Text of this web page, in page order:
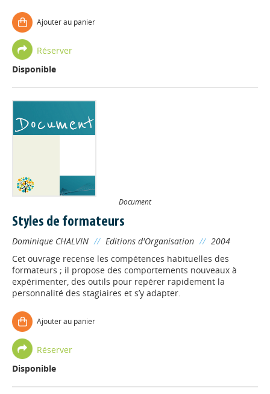
Ajouter au panier
Réserver
Disponible
Document
Styles de formateurs
Dominique CHALVIN // Editions d'Organisation // 2004
Cet ouvrage recense les compétences habituelles des
formateurs ; il propose des comportements nouveaux à
expérimenter, des outils pour repérer rapidement la
personnalité des stagiaires et s’y adapter.
Ajouter au panier
Réserver
Disponible